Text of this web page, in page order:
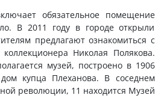
обязательное помещение
В 2011 году в городе открыли
предлагают ознакомиться с
Николая Полякова.
музей, построено в 1906
купца Плеханова. В соседнем
революции, 11 находится Музей